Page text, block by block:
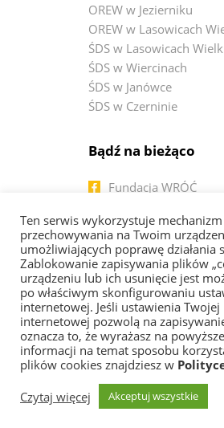
OREW w Jezierniku
OREW w Lasowicach
ŚDS w Lasowicach
ŚDS w Wiercinach
ŚDS w Janówce
ŚDS w Czerninie
Bądź na bieżąco
Fundacja WRÓĆ
OREW w
ŚDS w Lasowicach
ŚDS w Wiercinach
ŚDS w Janówce
ŚDS w Czerninie
Copyright 2026 |Polityka
Created by
Ten serwis wykorzystuje
przechowywania na Twoim
umożliwiających poprawę działania
Zablokowanie zapisywania plików
urządzeniu lub ich usunięcie jest
po właściwym skonfigurowaniu
internetowej. Jeśli ustawienia
internetowej pozwolą na
oznacza to, że wyrażasz na
informacji na temat sposobu
plików cookies znajdziesz w
Czytaj więcej
Akceptuj wszystkie